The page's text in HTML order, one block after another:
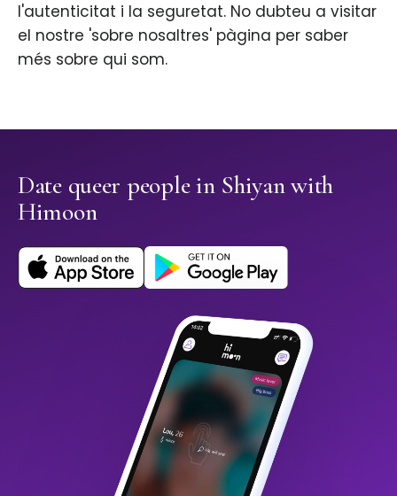
l'autenticitat i la seguretat. No dubteu a visitar
el nostre 'sobre nosaltres' pàgina per saber
més sobre qui som.
Date queer people in Shiyan with
Himoon